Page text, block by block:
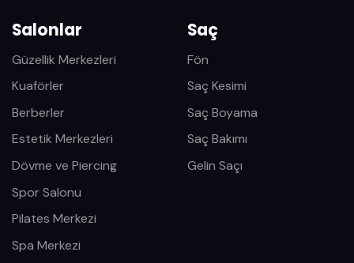
Salonlar
Güzellik Merkezleri
Kuaförler
Berberler
Estetik Merkezleri
Dövme ve Piercing
Spor Salonu
Pilates Merkezi
Spa Merkezi
Saç
Fön
Saç Kesimi
Saç Boyama
Saç Bakımı
Gelin Saçı